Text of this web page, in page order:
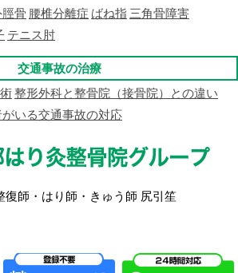
骨 腰椎分離症 ばね指 三角骨障害
テニス肘
交通事故の治療
整形外科と整骨院（接骨院）との違い
がいる交通事故の対応
復師・はり師・きゅう師 尻引笙